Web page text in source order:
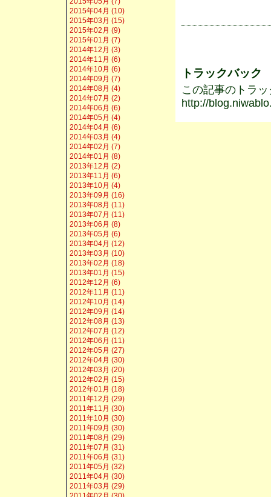
トラックバック
この記事のトラ
http://
2015年04月 (10)
2015年03月 (15)
2015年02月 (9)
2015年01月 (7)
2014年12月 (3)
2014年11月 (6)
2014年10月 (6)
2014年09月 (7)
2014年08月 (4)
2014年07月 (2)
2014年06月 (6)
2014年05月 (4)
2014年04月 (6)
2014年03月 (4)
2014年02月 (7)
2014年01月 (8)
2013年12月 (2)
2013年11月 (6)
2013年10月 (4)
2013年09月 (16)
2013年08月 (11)
2013年07月 (11)
2013年06月 (8)
2013年05月 (6)
2013年04月 (12)
2013年03月 (10)
2013年02月 (18)
2013年01月 (15)
2012年12月 (6)
2012年11月 (11)
2012年10月 (14)
2012年09月 (14)
2012年08月 (13)
2012年07月 (12)
2012年06月 (11)
2012年05月 (27)
2012年04月 (30)
2012年03月 (20)
2012年02月 (15)
2012年01月 (18)
2011年12月 (29)
2011年11月 (30)
2011年10月 (30)
2011年09月 (30)
2011年08月 (29)
2011年07月 (31)
2011年06月 (31)
2011年05月 (32)
2011年04月 (30)
2011年03月 (29)